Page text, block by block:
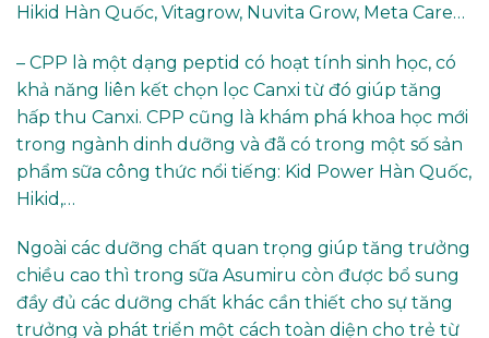
Hikid Hàn Quốc, Vitagrow, Nuvita Grow, Meta Care…
– CPP là một dạng peptid có hoạt tính sinh học, có
khả năng liên kết chọn lọc Canxi từ đó giúp tăng
hấp thu Canxi. CPP cũng là khám phá khoa học mới
trong ngành dinh dưỡng và đã có trong một số sản
phẩm sữa công thức nổi tiếng: Kid Power Hàn Quốc,
Hikid,…
Ngoài các dưỡng chất quan trọng giúp tăng trưởng
chiều cao thì trong sữa Asumiru còn được bổ sung
đầy đủ các dưỡng chất khác cần thiết cho sự tăng
trưởng và phát triển một cách toàn diện cho trẻ từ